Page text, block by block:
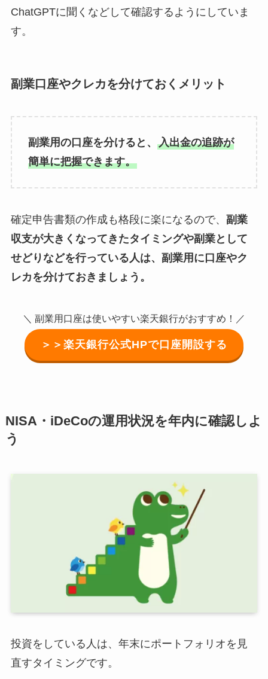
ChatGPTに聞くなどして確認するようにしていま
す。
副業口座やクレカを分けておくメリット
副業用の口座を分けると、 入出金の追跡が
簡単に把握できます。
確定申告書類の作成も格段に楽になるので、 副業
収支が大きくなってきたタイミングや副業として
せどりなどを行っている人は、副業用に口座やク
レカを分けておきましょう。
＼ 副業用口座は使いやすい楽天銀行がおすすめ！／
＞＞楽天銀行公式HPで口座開設する
NISA・iDeCoの運用状況を年内に確認しよ
う
投資をしている人は、年末にポートフォリオを見
直すタイミングです。